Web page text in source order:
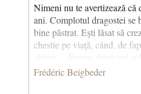
Nimeni nu te avertizează că
ani. Complotul dragostei se
bine păstrat. Eşti lăsat să
chestie pe viaţă, când, de
chimic - dispare după trei
pentru femei că dragostea
durată, de dopamină,
Frédéric Beigbeder